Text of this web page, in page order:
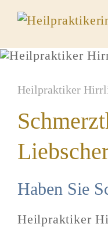
Zum
Inhalt
Heilpraktiker
Haben Sie
Heilpraktiker